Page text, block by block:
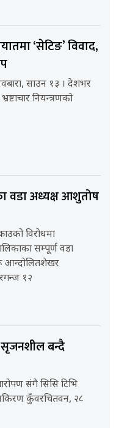
‘सेटिङ’ विवाद,
साउन १३ । देशभर
नियन्त्रणको
वडा अध्यक्ष आशुतोष
विरोधमा
सम्पूर्ण वडा
आन्दोलितशेखर
१२
सृजनशील बन्दै
संगै सिसि टिभि
कुँवरचितवन, २८